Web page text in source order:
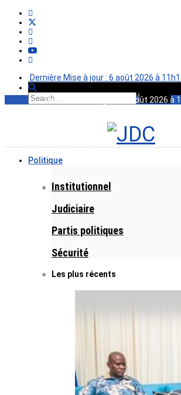
Dernière Mise à jour : 6 août 2026 à
Dernière Mise à jour : 6 août 2026 à
Politique
Institutionnel
Judiciaire
Partis politiques
Sécurité
Les plus récents